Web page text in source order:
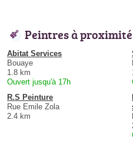
Peintres à proximité
Abitat Services
Bouaye
1.8 km
Ouvert jusqu'à 17h
R.S Peinture
Rue Emile Zola
2.4 km